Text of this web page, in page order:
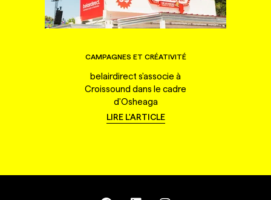
CAMPAGNES ET CRÉATIVITÉ
belairdirect s'associe à
Croissound dans le cadre
d'Osheaga
LIRE L'ARTICLE